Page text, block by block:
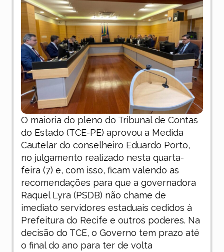
O maioria do pleno do Tribunal de Contas
do Estado (TCE-PE) aprovou a Medida
Cautelar do conselheiro Eduardo Porto,
no julgamento realizado nesta quarta-
feira (7) e, com isso, ficam valendo as
recomendações para que a governadora
Raquel Lyra (PSDB) não chame de
imediato servidores estaduais cedidos à
Prefeitura do Recife e outros poderes. Na
decisão do TCE, o Governo tem prazo até
o final do ano para ter de volta